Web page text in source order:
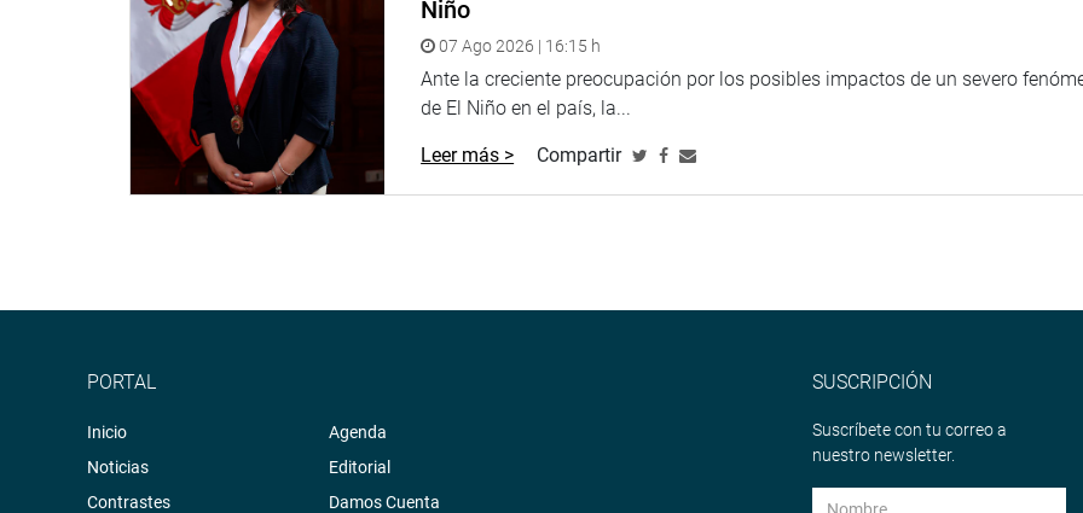
Niño
07 Ago 2026 | 16:15 h
Ante la creciente preocupación por los posibles impactos de un severo
de El Niño en el país, la...
Leer más > Compartir
PORTAL
Inicio
Noticias
Contrastes
Agenda
Editorial
Damos Cuenta
SUSCRIPCIÓN
Suscríbete con tu correo a
nuestro newsletter.